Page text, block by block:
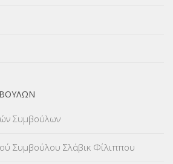
Συμβούλων
Συμβούλου Σλάβικ Φίλιππου